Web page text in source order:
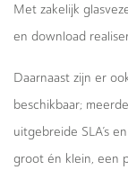
Met zakelijk
en download
Daarnaast zijn er
beschikbaar;
uitgebreide SLA’s
groot én klein, een